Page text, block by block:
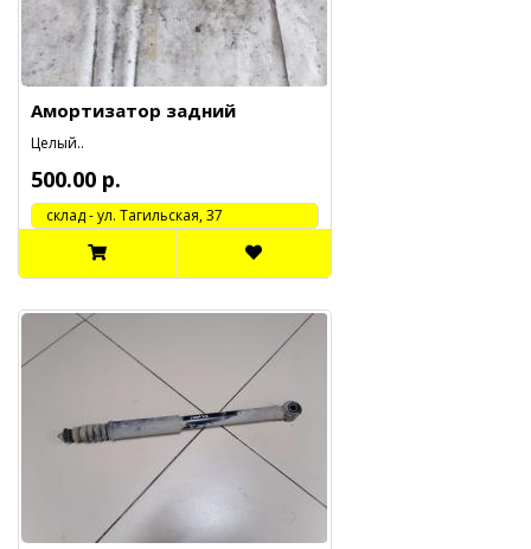
Амортизатор задний
Целый..
500.00 р.
cклад - ул. Тагильская, 37